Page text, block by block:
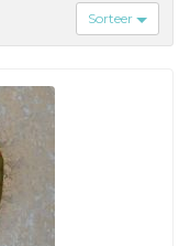
Sorteer